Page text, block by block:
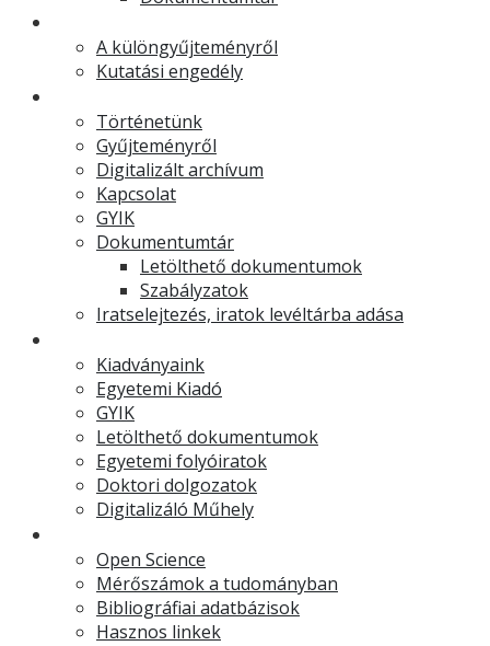
A különgyűjteményről
Kutatási engedély
Történetünk
Gyűjteményről
Digitalizált archívum
Kapcsolat
GYIK
Dokumentumtár
Letölthető dokumentumok
Szabályzatok
Iratselejtezés, iratok levéltárba adása
Kiadványaink
Egyetemi Kiadó
GYIK
Letölthető dokumentumok
Egyetemi folyóiratok
Doktori dolgozatok
Digitalizáló Műhely
Open Science
Mérőszámok a tudományban
Bibliográfiai adatbázisok
Hasznos linkek